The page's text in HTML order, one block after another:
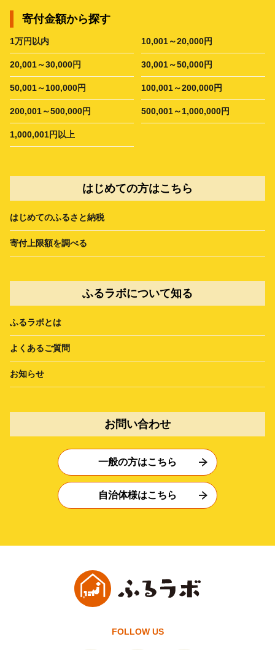
寄付金額から探す
1万円以内 10,001～20,000円
20,001～30,000円 30,001～50,000円
50,001～100,000円 100,001～200,000円
200,001～500,000円 500,001～1,000,000円
1,000,001円以上
はじめての方はこちら
はじめてのふるさと納税
寄付上限額を調べる
ふるラボについて知る
ふるラボとは
よくあるご質問
お知らせ
お問い合わせ
一般の方はこちら
自治体様はこちら
FOLLOW US